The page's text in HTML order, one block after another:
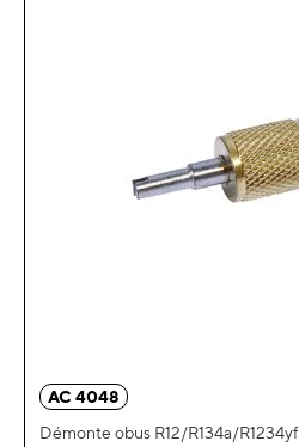
AC 4048
Démonte obus R12/R134a/R1234yf